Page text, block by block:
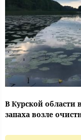
В Курской
запаха возле